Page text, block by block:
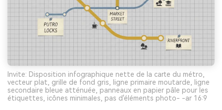
Invite: Disposition infographique nette de la carte du métro,
vecteur plat, grille de fond gris, ligne primaire moutarde, ligne
secondaire bleue atténuée, panneaux en papier pâle pour les
étiquettes, icônes minimales, pas d'éléments photo- -ar 16:9